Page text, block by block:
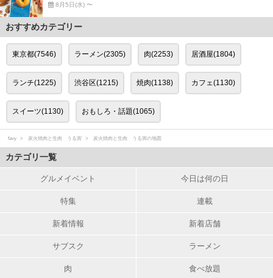
8月5日(水) 〜
おすすめカテゴリー
東京都(7546) ラーメン(2305) 肉(2253) 居酒屋(1804)
ランチ(1225) 渋谷区(1215) 焼肉(1138) カフェ(1130)
スイーツ(1130) おもしろ・話題(1065)
favy 炭火焼肉と生肉 うる寅 炭火焼肉と生肉 うる寅の地図
カテゴリ一覧
グルメイベント 今日は何の日
特集 連載
新着情報 新着店舗
サブスク ラーメン
肉 食べ放題